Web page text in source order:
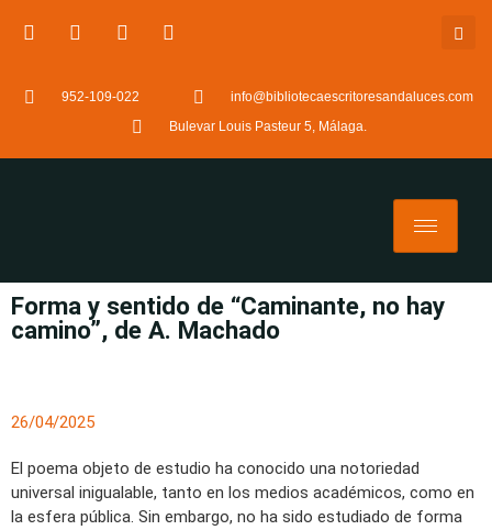
952-109-022
info@bibliotecaescritoresandaluces.com
Bulevar Louis Pasteur 5, Málaga.
Forma y sentido de “Caminante, no hay
camino”, de A. Machado
26/04/2025
El poema objeto de estudio ha conocido una notoriedad
universal inigualable, tanto en los medios académicos, como en
la esfera pública. Sin embargo, no ha sido estudiado de forma